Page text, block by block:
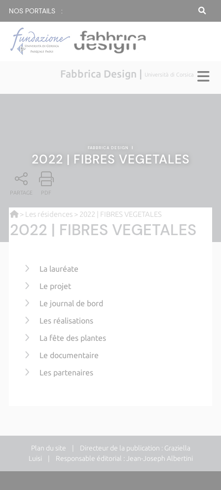
NOS PORTAILS :
Fabbrica Design | Università di Corsica
FABBRICA DESIGN |
2022 | FIBRES VEGETALES
PARTAGE PDF
> Les résidences> 2022 | FIBRES VEGETALES
2022 | FIBRES VEGETALES
La lauréate
Le projet
Le journal de bord
Les réalisations
La fête des plantes
Le documentaire
Les partenaires
Plan du site | Directeur de la publication : Graziella
Luisi | Responsable éditorial : Jean-Joseph Albertini